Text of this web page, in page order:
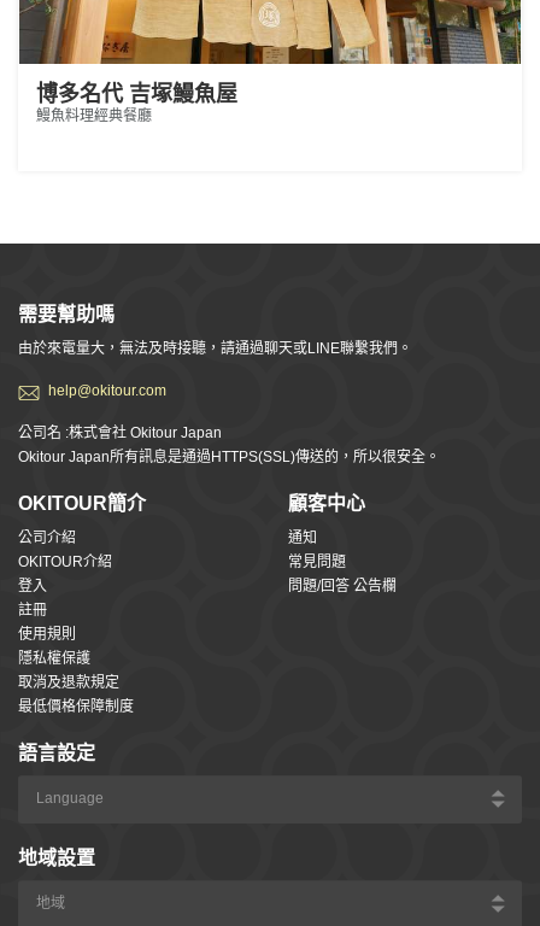
博多名代 吉塚鰻魚屋
鰻魚料理經典餐廳
需要幫助嗎
由於來電量大，無法及時接聽，請通過聊天或LINE聯繫我們。
help@okitour.com
公司名 :株式會社 Okitour Japan
Okitour Japan所有訊息是通過HTTPS(SSL)傳送的，所以很安全。
OKITOUR簡介
公司介紹
OKITOUR介紹
登入
註冊
使用規則
隱私權保護
取消及退款規定
最低價格保障制度
顧客中心
通知
常見問題
問題/回答 公告欄
語言設定
地域設置